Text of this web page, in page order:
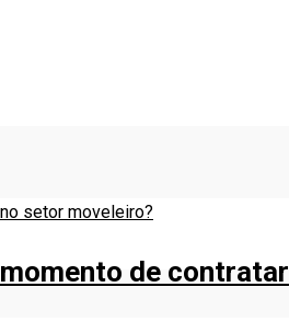
de contratar